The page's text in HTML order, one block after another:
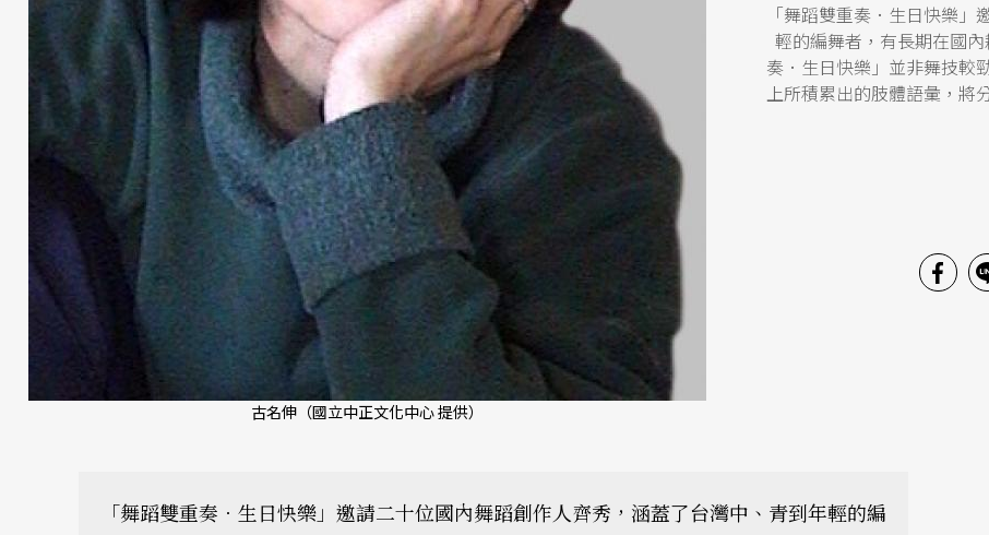
古名伸（國立中正文化中心 提供）
「舞蹈雙重奏．生日快樂
輕的編舞者，有長期在國
奏．生日快樂」並非舞技較
上所積累出的肢體語彙，將
「舞蹈雙重奏．生日快樂」邀請二十位國內舞蹈創作人齊秀，涵蓋了台灣中、青到年輕的編